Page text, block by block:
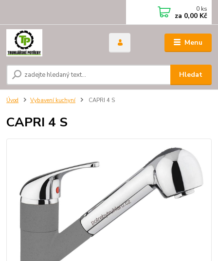
Menu
Hledat
0 ks
za 0,00 Kč
Úvod Vybavení kuchyní CAPRI 4 S
CAPRI 4 S